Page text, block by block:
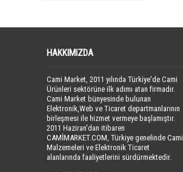
HAKKIMIZDA
Cami Market, 2011 yılında Türkiye'de Cami
Ürünleri sektörüne ilk adımı atan firmadır.
Cami Market bünyesinde bulunan
Elektronik,Web ve Ticaret departmanlarının
birleşmesi ile hizmet vermeye başlamıştır.
2011 Haziran'dan itibaren
CAMİMARKET.COM, Türkiye genelinde Cami
Malzemeleri ve Elektronik Ticaret
alanlarında faaliyetlerini sürdürmektedir.